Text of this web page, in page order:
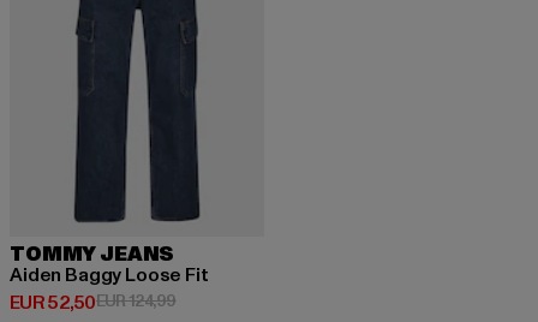
TOMMY JEANS
Aiden Baggy Loose Fit
EUR 52,50
Derzeitiger Preis: EUR 52,50
EUR 124,99Aktionspreis: EUR 124,99